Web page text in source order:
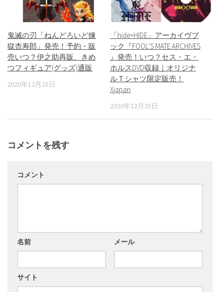
鬼滅の刃「ねんどろいど煉
獄杏寿郎」発売！予約・販
売いつ？伊之助再販、きめ
つフィギュア(グッズ)通販
2020年12月25日
「hide×HIDE」アーカイヴブ
ック『FOOL’S MATE ARCHIVES
』発売！いつ？セス・エ・
ホルスDVD収録｜オリジナ
ルＴシャツ限定販売！
Xjapan
2020年12月25日
コメントを残す
コメント
名前 メール
サイト